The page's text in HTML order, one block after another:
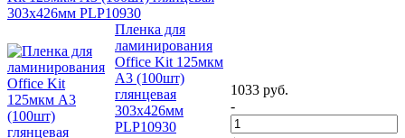
303x426мм PLP10930
Пленка для
ламинирования
Office Kit 125мкм
A3 (100шт)
глянцевая
303x426мм
PLP10930
1033 руб.
-